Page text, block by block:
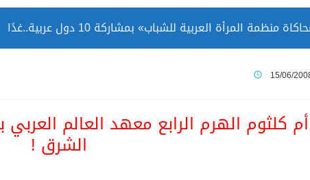
المرأة العربية للشباب» بمشاركة 10 دول عربية..غدًا
بصورة أكثر إيجابية من الولايات المتحدة
ضمن قائمة التراث العالمي
15/06/
أم كلثوم الهرم الرابع معهد العالم
الشرق !